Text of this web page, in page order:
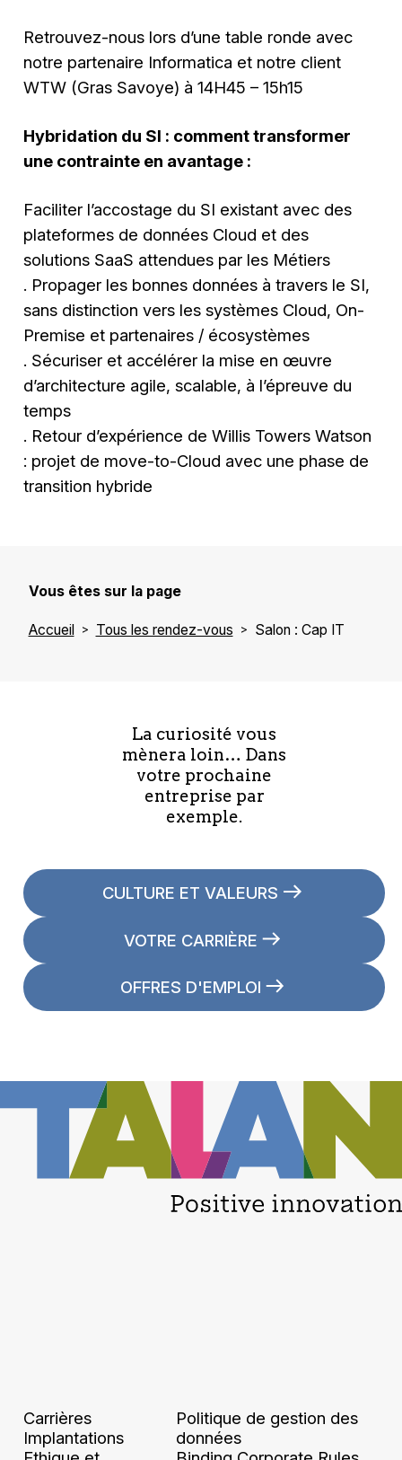
Retrouvez-nous lors d’une table ronde avec
notre partenaire Informatica et notre client
WTW (Gras Savoye) à 14H45 – 15h15
Hybridation du SI : comment transformer
une contrainte en avantage :
Faciliter l’accostage du SI existant avec des
plateformes de données Cloud et des
solutions SaaS attendues par les Métiers
. Propager les bonnes données à travers le SI,
sans distinction vers les systèmes Cloud, On-
Premise et partenaires / écosystèmes
. Sécuriser et accélérer la mise en œuvre
d’architecture agile, scalable, à l’épreuve du
temps
. Retour d’expérience de Willis Towers Watson
: projet de move-to-Cloud avec une phase de
transition hybride
Vous êtes sur la page
Accueil Tous les rendez-vous Salon : Cap IT
La curiosité vous
mènera loin… Dans
votre prochaine
entreprise par
exemple.
CULTURE ET VALEURS
VOTRE CARRIÈRE
OFFRES D'EMPLOI
Carrières
Implantations
Politique de gestion des
données